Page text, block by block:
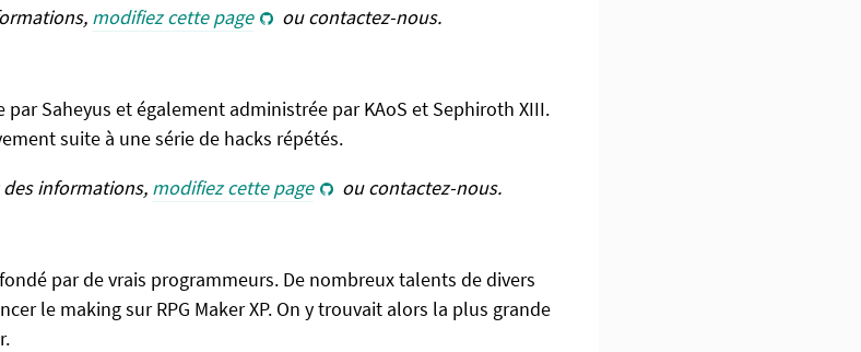
modifiez cette page ou contactez-nous.
Saheyus et également administrée par KAoS et Sephiroth XIII.
suite à une série de hacks répétés.
informations, modifiez cette page ou contactez-nous.
par de vrais programmeurs. De nombreux talents de divers
le making sur RPG Maker XP. On y trouvait alors la plus grande